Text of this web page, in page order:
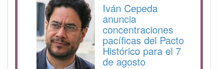
Iván Cepeda
anuncia
concentraciones
pacíficas del Pacto
Histórico para el 7
de agosto